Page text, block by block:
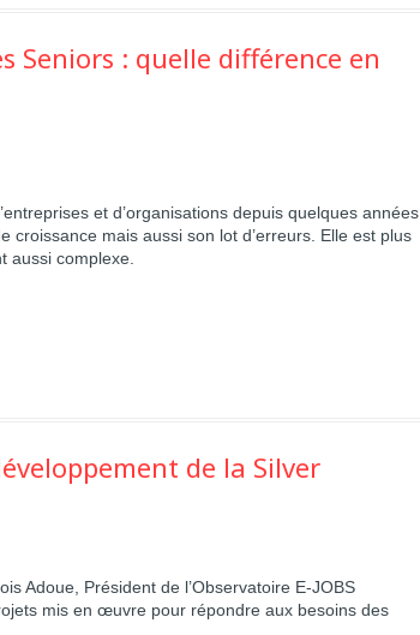
Seniors : quelle différence en
et d’organisations depuis quelques années.
mais aussi son lot d’erreurs. Elle est plus
aussi complexe.
de la Silver
Adoue, Président de l’Observatoire E-JOBS
mis en œuvre pour répondre aux besoins des